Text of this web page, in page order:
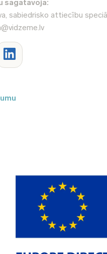
sagatavoja:
sabiedrisko attiecību